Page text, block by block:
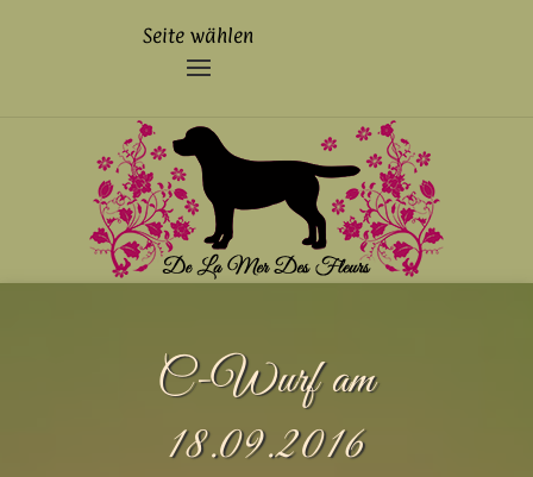
Seite wählen
C-Wurf am
18.09.2016